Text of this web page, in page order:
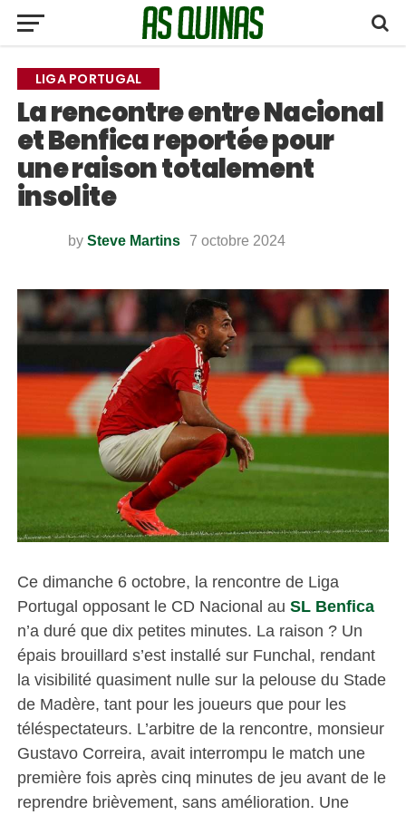
LIGA PORTUGAL
La rencontre entre Nacional
et Benfica reportée pour
une raison totalement
insolite
by Steve Martins 7 octobre 2024
Ce dimanche 6 octobre, la rencontre de Liga
Portugal opposant le CD Nacional au SL Benfica
n’a duré que dix petites minutes. La raison ? Un
épais brouillard s’est installé sur Funchal, rendant
la visibilité quasiment nulle sur la pelouse du Stade
de Madère, tant pour les joueurs que pour les
téléspectateurs. L’arbitre de la rencontre, monsieur
Gustavo Correira, avait interrompu le match une
première fois après cinq minutes de jeu avant de le
reprendre brièvement, sans amélioration. Une